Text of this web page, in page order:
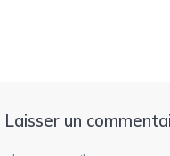
Laisser un